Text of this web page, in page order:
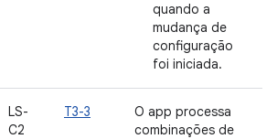
quando a
mudança de
configuração
foi iniciada.
LS-
C2
T3-3
O app processa
combinações de